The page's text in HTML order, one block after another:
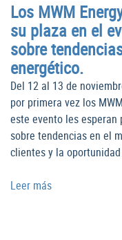
Los MWM
su plaza en el
sobre
energético.
Del 12 al 13 de
por primera vez los
este evento les esperan
sobre tendencias en el
clientes y la
Leer más